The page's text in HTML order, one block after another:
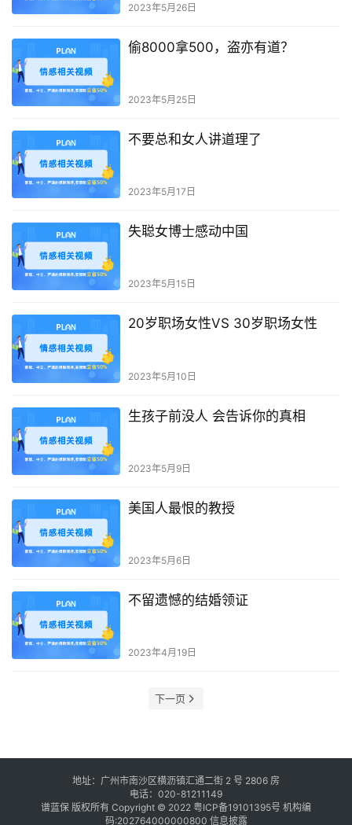
2023年5月26日
偷8000拿500，盗亦有道？
2023年5月25日
不要总和女人讲道理了
2023年5月17日
失聪女博士感动中国
2023年5月15日
20岁职场女性VS 30岁职场女性
2023年5月10日
生孩子前没人 会告诉你的真相
2023年5月9日
美国人最恨的教授
2023年5月6日
不留遗憾的结婚领证
2023年4月19日
下一页
地址：广州市南沙区横沥镇汇通二街 2 号 2806 房
电话：020-81211149
谱蓝保 版权所有 Copyright © 2022 粤ICP备19101395号 机构编
码:202764000000800 信息披露